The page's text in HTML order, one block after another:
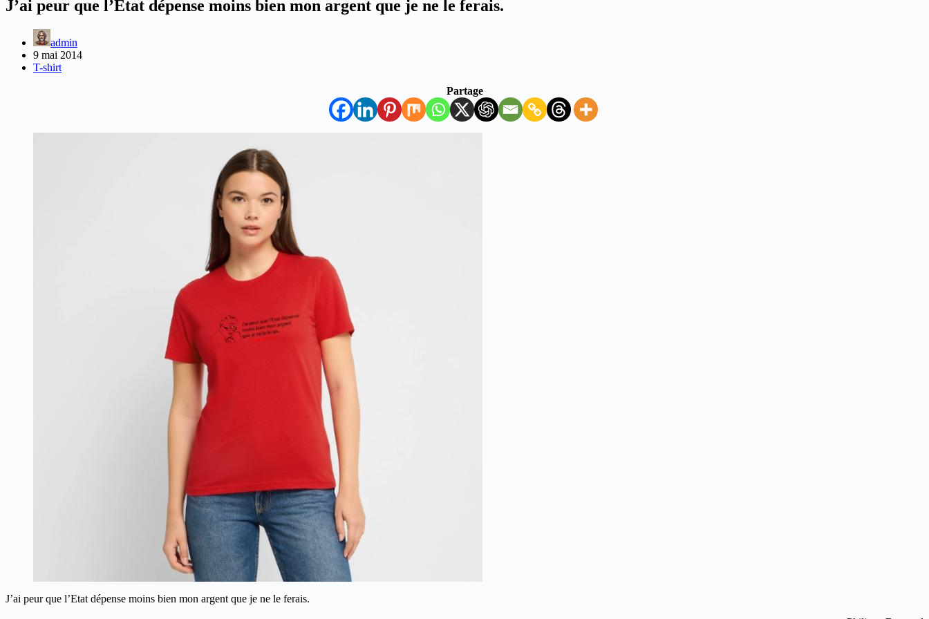
J’ai peur que l’Etat dépense moins bien mon argent que je ne le ferais.
admin
9 mai 2014
T-shirt
Partage
J’ai peur que l’Etat dépense moins bien mon argent que je ne le ferais.